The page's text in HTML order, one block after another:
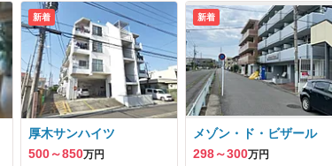
新着
厚木サンハイツ
500～850万円
新着
メゾン・ド・ビザール
298～300万円